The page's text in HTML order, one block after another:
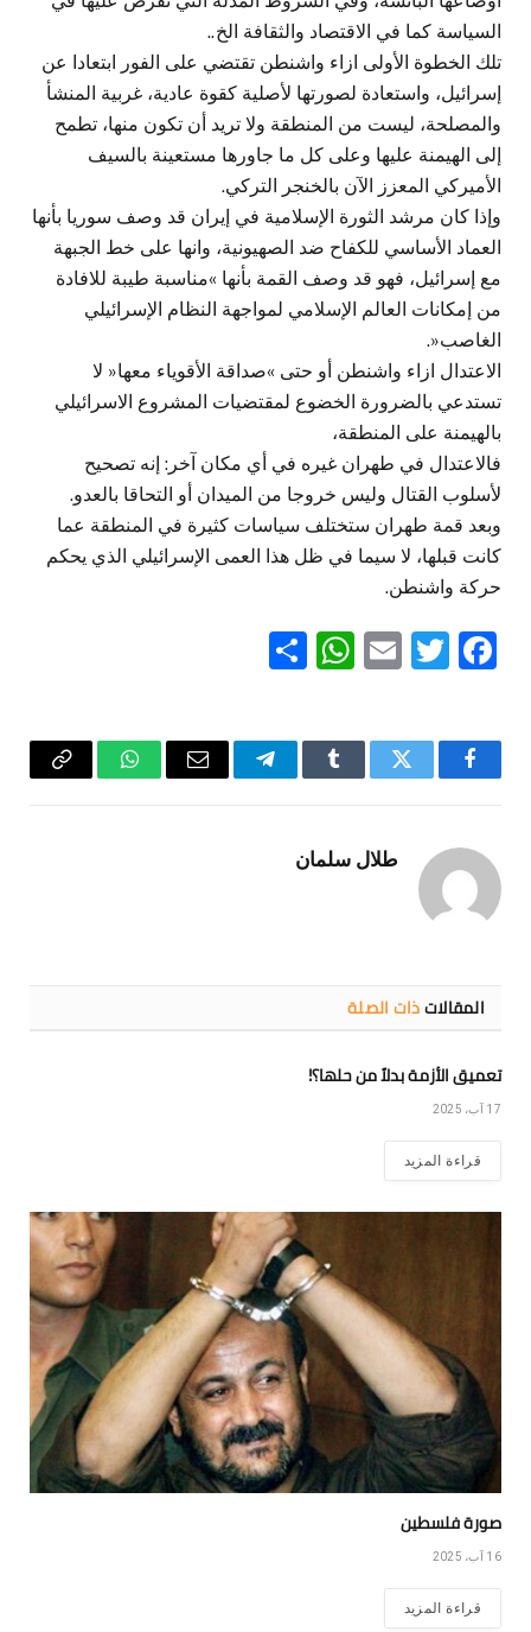
السياسة كما في الاقتصاد والثقافة الخ..
تلك الخطوة الأولى ازاء واشنطن تقتضي على الفور ابتعادا عن
إسرائيل، واستعادة لصورتها لأصلية كقوة عادية، غربية المنشأ
والمصلحة، ليست من المنطقة ولا تريد أن تكون منها، تطمح
إلى الهيمنة عليها وعلى كل ما جاورها مستعينة بالسيف
الأميركي المعزز الآن بالخنجر التركي.
وإذا كان مرشد الثورة الإسلامية في إيران قد وصف سوريا بأنها
العماد الأساسي للكفاح ضد الصهيونية، وانها على خط الجبهة
مع إسرائيل، فهو قد وصف القمة بأنها »مناسبة طيبة للافادة
من إمكانات العالم الإسلامي لمواجهة النظام الإسرائيلي
الغاصب«.
الاعتدال ازاء واشنطن أو حتى »صداقة الأقوياء معها« لا
تستدعي بالضرورة الخضوع لمقتضيات المشروع الاسرائيلي
بالهيمنة على المنطقة،
فالاعتدال في طهران غيره في أي مكان آخر: إنه تصحيح
لأسلوب القتال وليس خروجا من الميدان أو التحاقا بالعدو.
وبعد قمة طهران ستختلف سياسات كثيرة في المنطقة عما
كانت قبلها، لا سيما في ظل هذا العمى الإسرائيلي الذي يحكم
حركة واشنطن.
Facebook
Twitter
Email
WhatsApp
فيسبوكتويتر Tumblr تيلقرام البريد
واتسابCopy
طلال سلمان
المقالاتذات الصلة
تعميق الأزمة بدلاً من حلها؟!
17 آب، 2025
قراءة المزيد
صورة فلسطين
16 آب، 2025
قراءة المزيد